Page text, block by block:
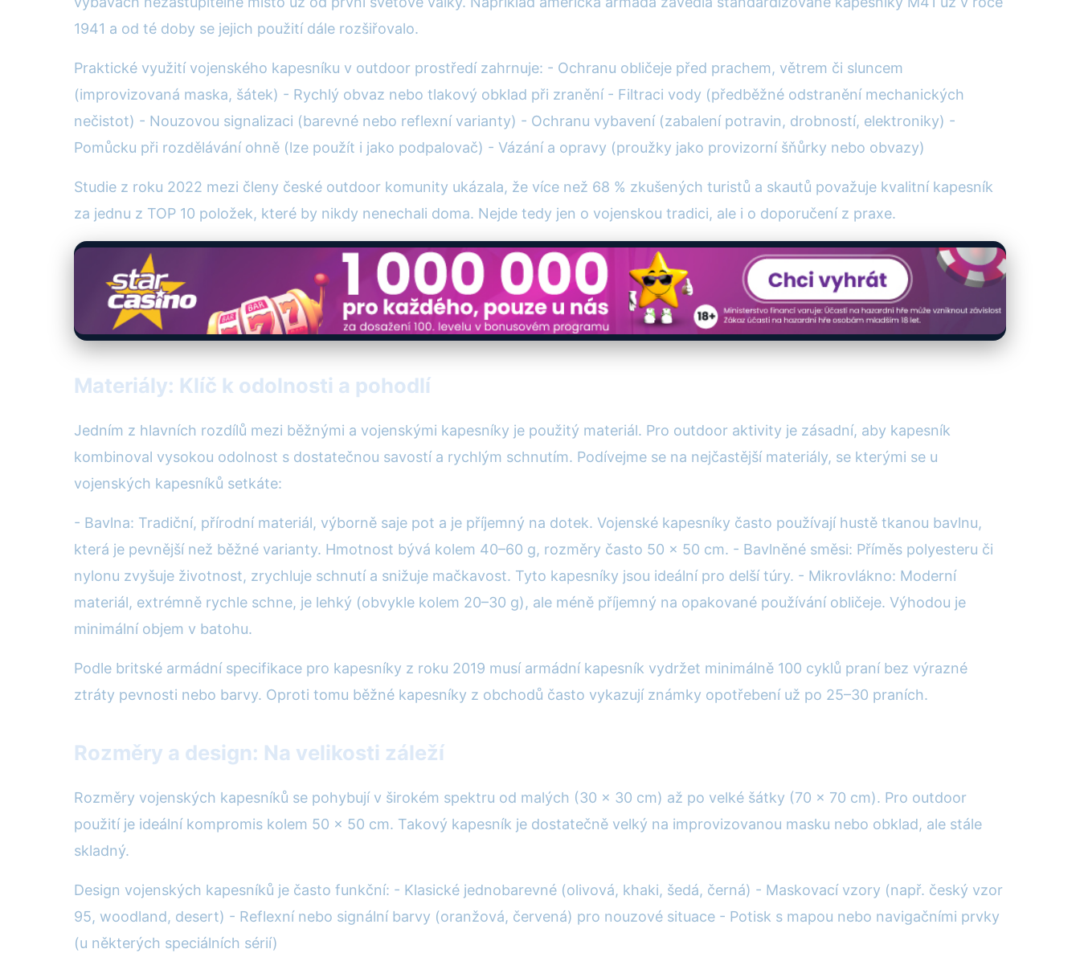
1941 a od té doby se jejich použití dále rozšiřovalo.
Praktické využití vojenského kapesníku v outdoor prostředí zahrnuje: - Ochranu obličeje před prachem, větrem či sluncem
(improvizovaná maska, šátek) - Rychlý obvaz nebo tlakový obklad při zranění - Filtraci vody (předběžné odstranění mechanických
nečistot) - Nouzovou signalizaci (barevné nebo reflexní varianty) - Ochranu vybavení (zabalení potravin, drobností, elektroniky) -
Pomůcku při rozdělávání ohně (lze použít i jako podpalovač) - Vázání a opravy (proužky jako provizorní šňůrky nebo obvazy)
Studie z roku 2022 mezi členy české outdoor komunity ukázala, že více než 68 % zkušených turistů a skautů považuje kvalitní kapesník
za jednu z TOP 10 položek, které by nikdy nenechali doma. Nejde tedy jen o vojenskou tradici, ale i o doporučení z praxe.
Materiály: Klíč k odolnosti a pohodlí
Jedním z hlavních rozdílů mezi běžnými a vojenskými kapesníky je použitý materiál. Pro outdoor aktivity je zásadní, aby kapesník
kombinoval vysokou odolnost s dostatečnou savostí a rychlým schnutím. Podívejme se na nejčastější materiály, se kterými se u
vojenských kapesníků setkáte:
- Bavlna: Tradiční, přírodní materiál, výborně saje pot a je příjemný na dotek. Vojenské kapesníky často používají hustě tkanou bavlnu,
která je pevnější než běžné varianty. Hmotnost bývá kolem 40–60 g, rozměry často 50 × 50 cm. - Bavlněné směsi: Příměs polyesteru či
nylonu zvyšuje životnost, zrychluje schnutí a snižuje mačkavost. Tyto kapesníky jsou ideální pro delší túry. - Mikrovlákno: Moderní
materiál, extrémně rychle schne, je lehký (obvykle kolem 20–30 g), ale méně příjemný na opakované používání obličeje. Výhodou je
minimální objem v batohu.
Podle britské armádní specifikace pro kapesníky z roku 2019 musí armádní kapesník vydržet minimálně 100 cyklů praní bez výrazné
ztráty pevnosti nebo barvy. Oproti tomu běžné kapesníky z obchodů často vykazují známky opotřebení už po 25–30 praních.
Rozměry a design: Na velikosti záleží
Rozměry vojenských kapesníků se pohybují v širokém spektru od malých (30 × 30 cm) až po velké šátky (70 × 70 cm). Pro outdoor
použití je ideální kompromis kolem 50 × 50 cm. Takový kapesník je dostatečně velký na improvizovanou masku nebo obklad, ale stále
skladný.
Design vojenských kapesníků je často funkční: - Klasické jednobarevné (olivová, khaki, šedá, černá) - Maskovací vzory (např. český vzor
95, woodland, desert) - Reflexní nebo signální barvy (oranžová, červená) pro nouzové situace - Potisk s mapou nebo navigačními prvky
(u některých speciálních sérií)